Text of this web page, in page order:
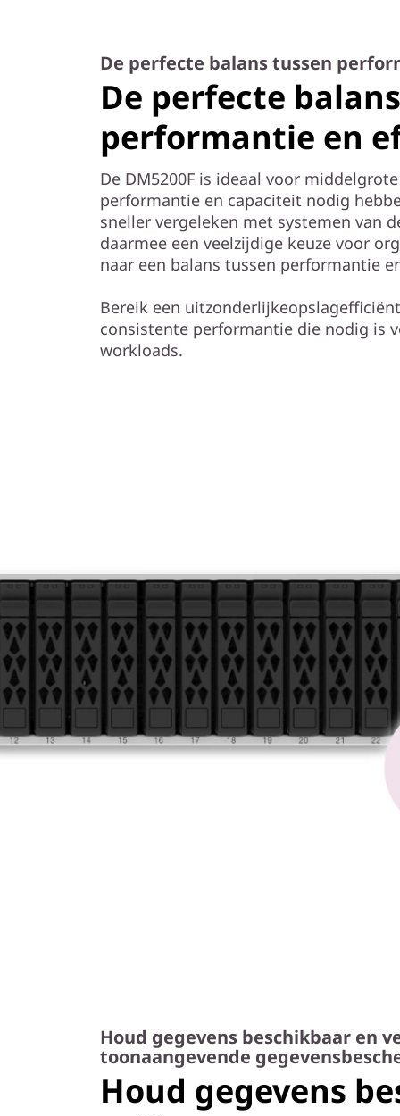
De perfecte balans tussen
De perfecte
performantie en
De DM5200F is ideaal voor
performantie en capaciteit nodig
sneller vergeleken met systemen van
daarmee een veelzijdige keuze voor
naar een balans tussen performantie
Bereik een
consistente performantie die nodig is
workloads.
Houd gegevens beschikbaar en
toonaangevende
Houd gegevens